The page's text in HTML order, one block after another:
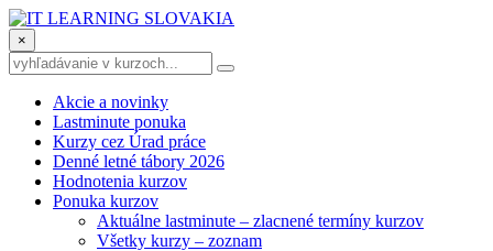
×
Akcie a novinky
Lastminute ponuka
Kurzy cez Úrad práce
Denné letné tábory 2026
Hodnotenia kurzov
Ponuka kurzov
Aktuálne lastminute – zlacnené termíny kurzov
Všetky kurzy – zoznam